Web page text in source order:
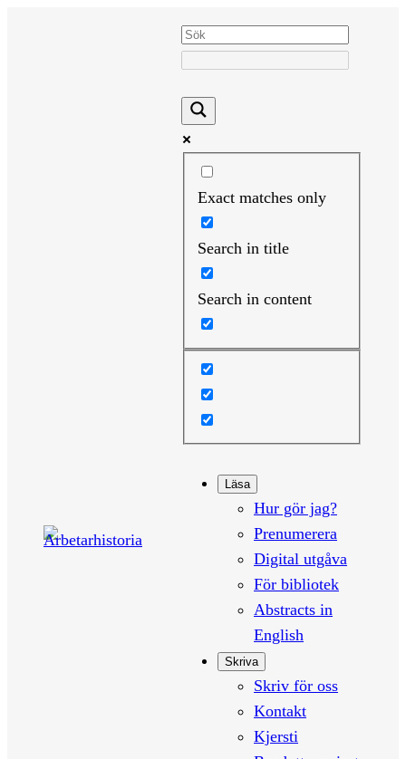
Exact matches only
Search in title
Search in content
Läsa
Hur gör jag?
Prenumerera
Digital utgåva
För bibliotek
Abstracts in
English
Skriva
Skriv för oss
Kontakt
Kjersti